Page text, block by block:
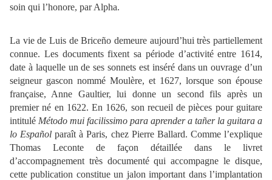
soin qui l’honore, par Alpha.
La vie de Luis de Briceño demeure aujourd’hui très partiellement
connue. Les documents fixent sa période d’activité entre 1614,
date à laquelle un de ses sonnets est inséré dans un ouvrage d’un
seigneur gascon nommé Moulère, et 1627, lorsque son épouse
française, Anne Gaultier, lui donne un second fils après un
premier né en 1622. En 1626, son recueil de pièces pour guitare
intitulé Método mui facilissimo para aprender a tañer la guitara a
lo Español paraît à Paris, chez Pierre Ballard. Comme l’explique
Thomas Leconte de façon détaillée dans le livret
d’accompagnement très documenté qui accompagne le disque,
cette publication constitue un jalon important dans l’implantation